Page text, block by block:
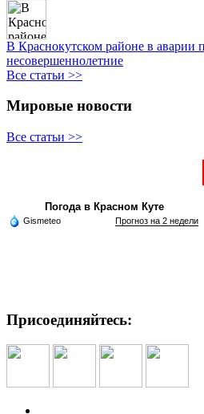
В Краснокутском районе в аварии
несовершеннолетние
Все статьи >>
Мировые новости
Все статьи >>
Погода в Красном Куте
Gismeteo Прогноз на 2 недели
Присоединяйтесь: